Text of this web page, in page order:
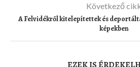
Következő
A Felvidékről kitelepítettek és
képekben